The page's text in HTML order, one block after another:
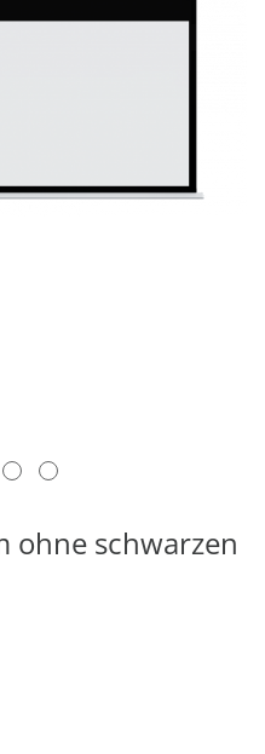
ohne schwarzen